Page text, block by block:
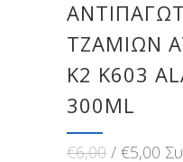
ΤΖΑΜΙΏΝ
K2 K603
300ML
€6,00Original
€5,00 Η